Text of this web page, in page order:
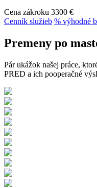
Cena zákroku 3300 €
Cenník služieb % výhodné
Premeny po
Pár ukážok našej práce,
PRED a ich pooperačné